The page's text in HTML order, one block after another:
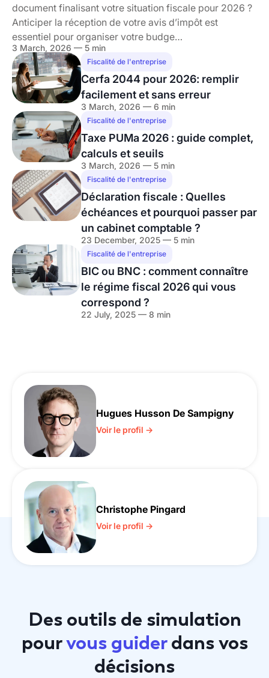
document finalisant votre situation fiscale pour 2026 ?
Anticiper la réception de votre avis d’impôt est
essentiel pour organiser votre budge…
3 March, 2026 — 5 min
Fiscalité de l'entreprise
Cerfa 2044 pour 2026: remplir
facilement et sans erreur
3 March, 2026 — 6 min
Fiscalité de l'entreprise
Taxe PUMa 2026 : guide complet,
calculs et seuils
3 March, 2026 — 5 min
Fiscalité de l'entreprise
Déclaration fiscale : Quelles
échéances et pourquoi passer par
un cabinet comptable ?
23 December, 2025 — 5 min
Fiscalité de l'entreprise
BIC ou BNC : comment connaître
le régime fiscal 2026 qui vous
correspond ?
22 July, 2025 — 8 min
Hugues Husson De Sampigny
Voir le profil →
Christophe Pingard
Voir le profil →
Des outils de simulation
pourvous guiderdans vos
décisions